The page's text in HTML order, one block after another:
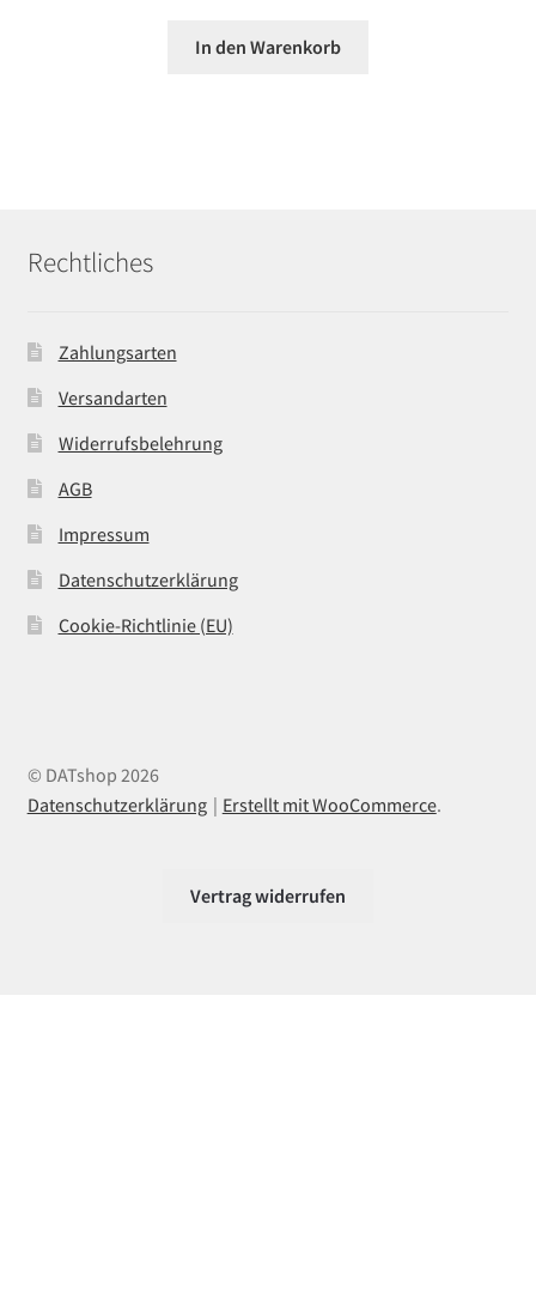
In den Warenkorb
Rechtliches
Zahlungsarten
Versandarten
Widerrufsbelehrung
AGB
Impressum
Datenschutzerklärung
Cookie-Richtlinie (EU)
© DATshop 2026
Datenschutzerklärung
Erstellt mit WooCommerce.
Vertrag widerrufen